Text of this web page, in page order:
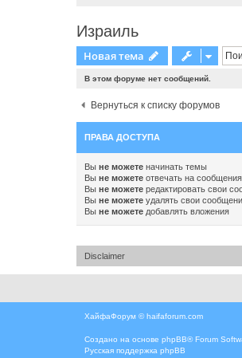
Израиль
Новая тема
В этом форуме нет сообщений.
Вернуться к списку форумов
ПРАВА ДОСТУПА
Вы не можете начинать темы
Вы не можете отвечать на сообщения
Вы не можете редактировать свои
Вы не можете удалять свои
Вы не можете добавлять вложения
Disclaimer
ХайфаФорум ©haifaforum.com
Создано на основе phpBB® Forum
Русская поддержка phpBB